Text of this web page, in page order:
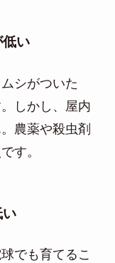
い
シがついた
しかし、屋内
農薬や殺虫剤
す。
い
でも育てるこ